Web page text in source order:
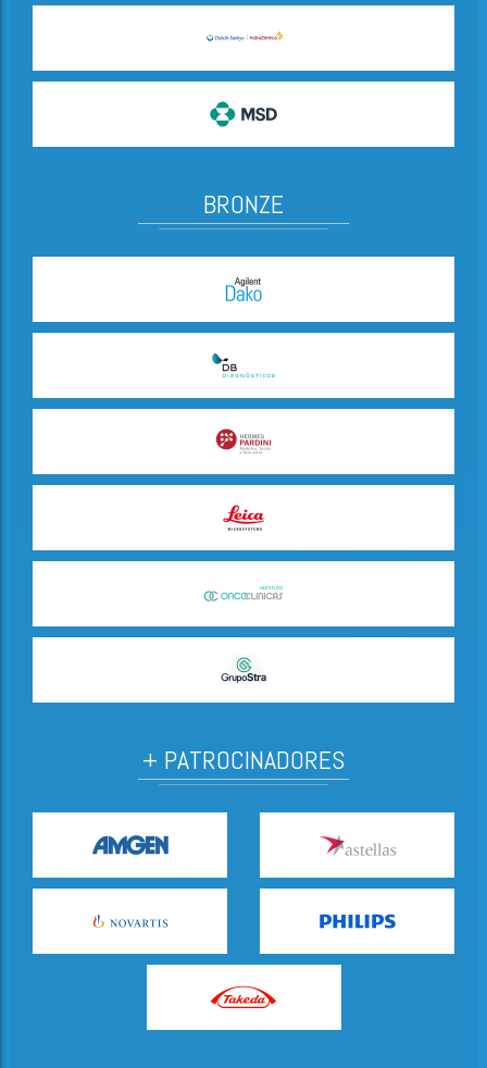
BRONZE
+ PATROCINADORES